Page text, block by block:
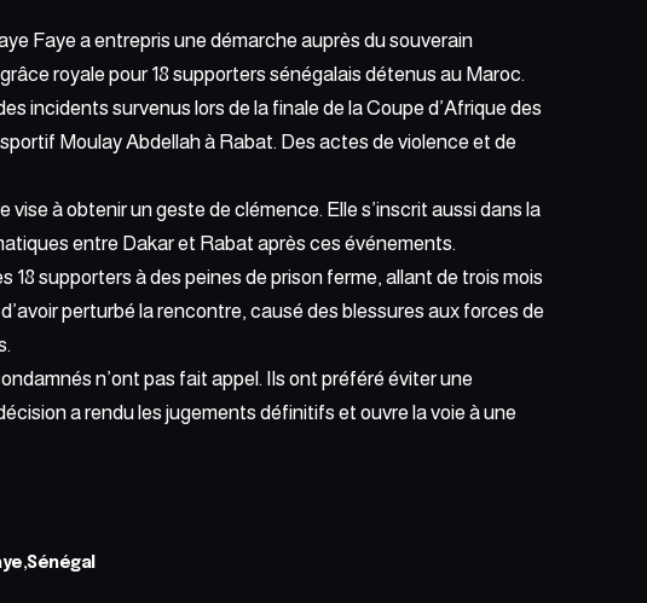
Faye a entrepris une démarche auprès dusouverain
royale pour 18 supporters sénégalais détenus au Maroc.
incidents survenus lors de la finale de la Coupe d’Afrique des
Moulay Abdellah à Rabat. Des actes de violence et de
à obtenir un geste de clémence. Elle s’inscrit aussi dans la
entre Dakar et Rabat après ces événements.
18 supporters à des peines de prison ferme, allant de trois mois
perturbé la rencontre, causé des blessures aux forces de
n’ont pas fait appel. Ils ont préféré éviter une
a rendu les jugements définitifs et ouvre la voie à une
Sénégal